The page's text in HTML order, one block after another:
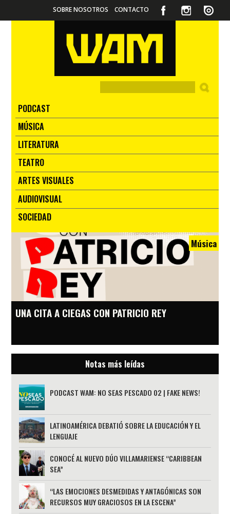
SOBRE NOSOTROS CONTACTO
PODCAST
MÚSICA
LITERATURA
TEATRO
ARTES VISUALES
AUDIOVISUAL
SOCIEDAD
Música
UNA CITA A CIEGAS CON PATRICIO REY
Notas más leídas
PODCAST WAM: NO SEAS PESCADO 02 | FAKE NEWS!
LATINOAMÉRICA DEBATIÓ SOBRE LA EDUCACIÓN Y EL
LENGUAJE
CONOCÉ AL NUEVO DÚO VILLAMARIENSE “CARIBBEAN
SEA”
“LAS EMOCIONES DESMEDIDAS Y ANTAGÓNICAS SON
RECURSOS MUY GRACIOSOS EN LA ESCENA”